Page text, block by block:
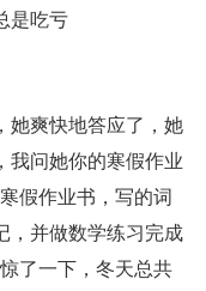
是吃亏
她爽快地答应了，她
我问她你的寒假作业
假作业书，写的词
，并做数学练习完成
了一下，冬天总共